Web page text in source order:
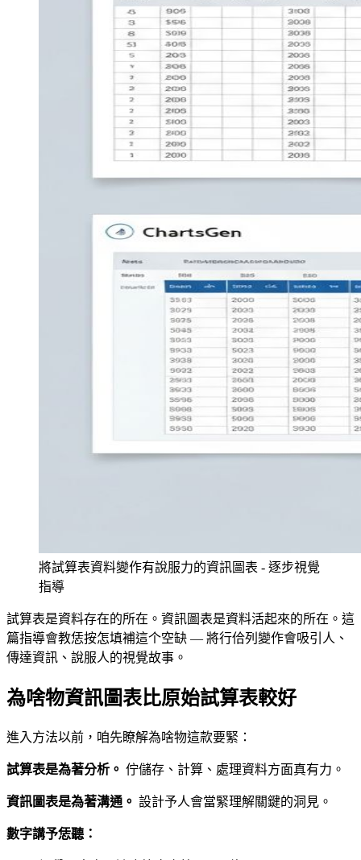
將試算表資料變作有說服力的資訊圖表 - 逐步視覺
指導
試算表是資料存在的所在。資訊圖表是資料活起來的所在。這
篇指導會教恁按怎填補這个空缺 — 將行佮列變作會吸引人、
傳達資訊、說服人的視覺故事。
為啥物資訊圖表比原始試算表較好
進入方法以前，咱先瞭解為啥物這款要緊：
試算表是為著分析。 佇儲存、計算、處理資料方面真有力。
資訊圖表是為著溝通。 設計予人會當緊理解關鍵的洞見。
數字講予恁聽：